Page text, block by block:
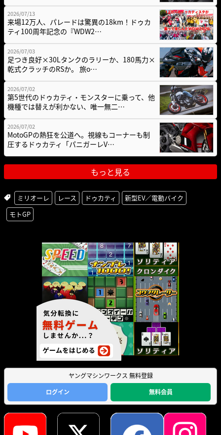
2026/07/13
来場12万人、パレードは驚異の18km！ドゥカ
ティ100周年記念の『WDW2…
2026/07/03
足つき良好×30Lタンクのラリーか、180馬力×
乾式クラッチのRSか。 旅o…
2026/07/02
第5世代のドゥカティ・モンスターに乗って、他
機種では替えが利かない、唯一無二…
2026/07/02
MotoGPの熱狂を公道へ。視線もコーナーも制
圧するドゥカティ「パニガーレV…
もっと見る
ミリオーレ レース ドゥカティ
新型EV／電動バイク
モトGP
ヤングマシンワークス 無料登録
ログイン
無料会員